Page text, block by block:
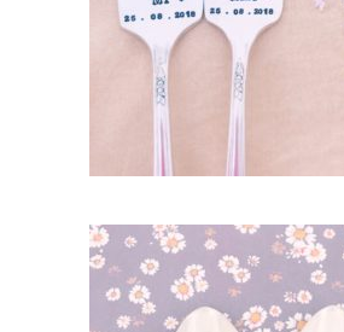
AJOUTER AU